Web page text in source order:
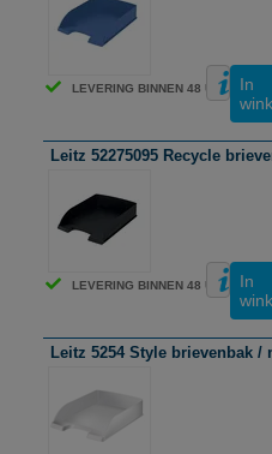
LEVERING BINNEN 48 UUR
In
Leitz 52275095 Recycle
LEVERING BINNEN 48 UUR
In
Leitz 5254 Style brievenbak